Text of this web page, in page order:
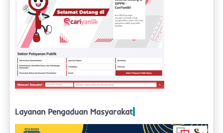
Layanan Pengaduan Masyarakat